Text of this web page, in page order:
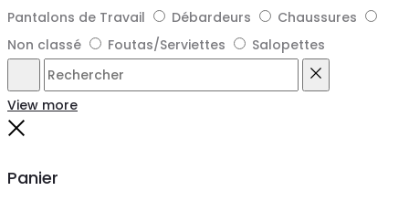
Pantalons de Travail
Débardeurs
Chaussures
Non classé
Foutas/Serviettes Salopettes
Rechercher
View more
Panier